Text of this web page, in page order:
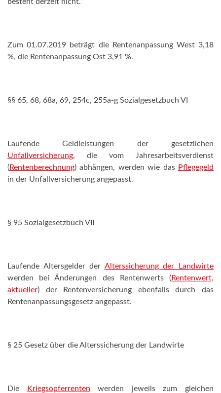
Zum 01.07.2019 beträgt die Rentenanpassung West 3,18
%, die Rentenanpassung Ost 3,91 %.
§§ 65, 68, 68a, 69, 254c, 255a-g Sozialgesetzbuch VI
Laufende Geldleistungen der gesetzlichen
Unfallversicherung, die vom Jahresarbeitsverdienst
(Rentenberechnung) abhängen, werden wie das Pflegegeld
in der Unfallversicherung angepasst.
§ 95 Sozialgesetzbuch VII
Laufende Altersgelder der Alterssicherung der Landwirte
werden bei Änderungen des Rentenwerts (Rentenwert,
aktueller) der Rentenversicherung ebenfalls durch das
Rentenanpassungsgesetz angepasst.
§ 25 Gesetz über die Alterssicherung der Landwirte
Die Kriegsopferrenten werden jeweils zum gleichen